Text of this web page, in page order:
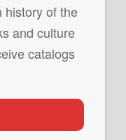
history of the
and culture
catalogs